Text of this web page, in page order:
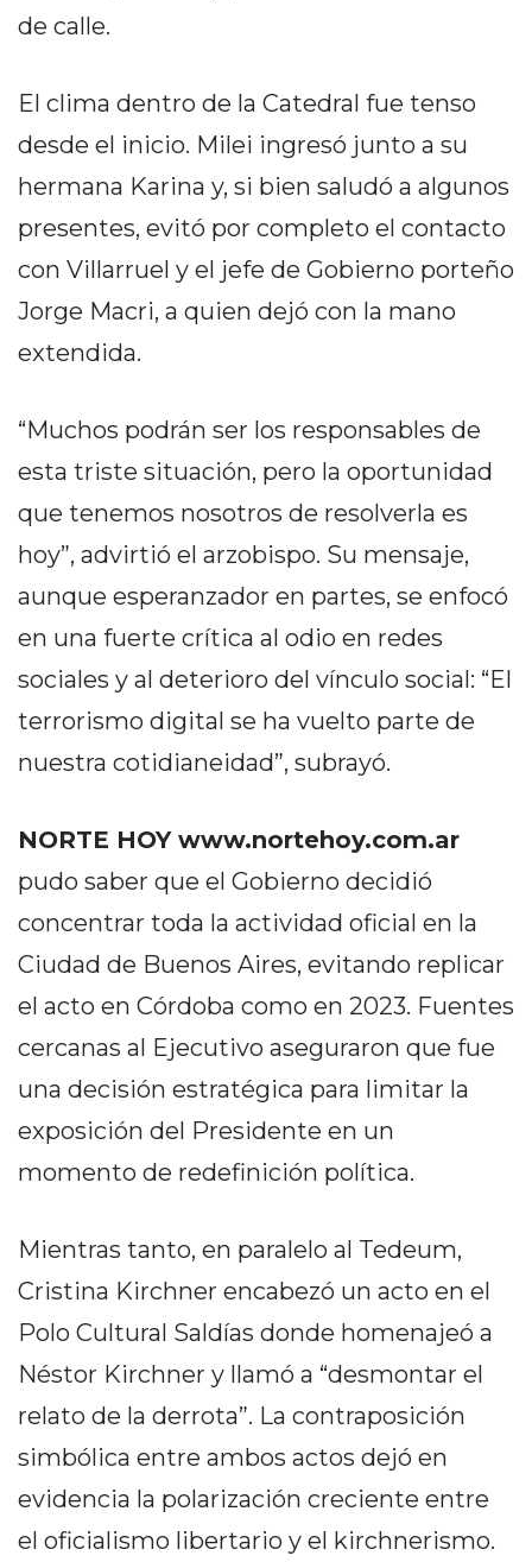
DEL
DIARIO
TAPA
DIA
DIARIO
REPORTERO
DEPORTIVO
GRUPO
MEDIOS
EN
NORTE
HORA
CLAVE
PERGAMINO
NOTICIAS
VIRTUAL
DE
ARRECIFES
SALTO
ZÁRATE
NOTICIAS
DE
CAMPANA
EXALTACIÓN
DE
CRUZ
COLÓN
(BUENOS
MEJOR
de calle.
El clima dentro de la Catedral fue tenso
desde el inicio. Milei ingresó junto a su
hermana Karina y, si bien saludó a algunos
presentes, evitó por completo el contacto
con Villarruel y el jefe de Gobierno porteño
Jorge Macri, a quien dejó con la mano
extendida.
“Muchos podrán ser los responsables de
esta triste situación, pero la oportunidad
que tenemos nosotros de resolverla es
hoy”, advirtió el arzobispo. Su mensaje,
aunque esperanzador en partes, se enfocó
en una fuerte crítica al odio en redes
sociales y al deterioro del vínculo social: “El
terrorismo digital se ha vuelto parte de
nuestra cotidianeidad”, subrayó.
NORTE HOY www.nortehoy.com.ar
pudo saber que el Gobierno decidió
concentrar toda la actividad oficial en la
Ciudad de Buenos Aires, evitando replicar
el acto en Córdoba como en 2023. Fuentes
cercanas al Ejecutivo aseguraron que fue
una decisión estratégica para limitar la
exposición del Presidente en un
momento de redefinición política.
Mientras tanto, en paralelo al Tedeum,
Cristina Kirchner encabezó un acto en el
Polo Cultural Saldías donde homenajeó a
Néstor Kirchner y llamó a “desmontar el
relato de la derrota”. La contraposición
simbólica entre ambos actos dejó en
evidencia la polarización creciente entre
el oficialismo libertario y el kirchnerismo.